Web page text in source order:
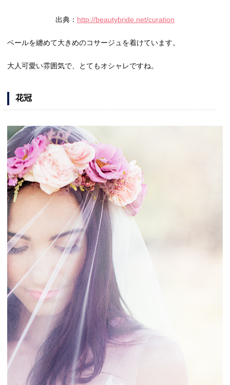
出典： http://beautybride.net/curation
ベールを纏めて大きめのコサージュを着けています。
大人可愛い雰囲気で、とてもオシャレですね。
花冠